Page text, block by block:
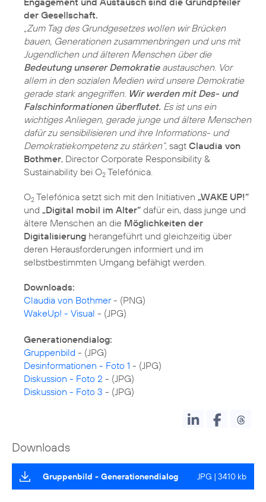
der Gesellschaft.
„Zum Tag des Grundgesetzes wollen wir Brücken
bauen, Generationen zusammenbringen und uns mit
Jugendlichen und älteren Menschen über die
Bedeutung unserer Demokratieaustauschen. Vor
allem in den sozialen Medien wird unsere Demokratie
gerade stark angegriffen. Wir werden mit Des- und
Falschinformationen überflutet. Es ist uns ein
wichtiges Anliegen, gerade junge und ältere Menschen
dafür zu sensibilisieren und ihre Informations- und
Demokratiekompetenz zu stärken“, sagt Claudia von
Bothmer, Director Corporate Responsibility &
Sustainability bei O2 Telefónica.
O2 Telefónica setzt sich mit den Initiativen „WAKE UP!“
und „Digital mobil im Alter“ dafür ein, dass junge und
ältere Menschen an die Möglichkeiten der
Digitalisierung herangeführt und gleichzeitig über
deren Herausforderungen informiert und im
selbstbestimmten Umgang befähigt werden.
Downloads:
Claudia von Bothmer
WakeUp! - Visual - (JPG)
Generationendialog:
Gruppenbild
Desinformationen - Foto 1
Diskussion - Foto 2
Diskussion - Foto 3 - (JPG)
Downloads
Gruppenbild - Generationendialog JPG | 3410 kb